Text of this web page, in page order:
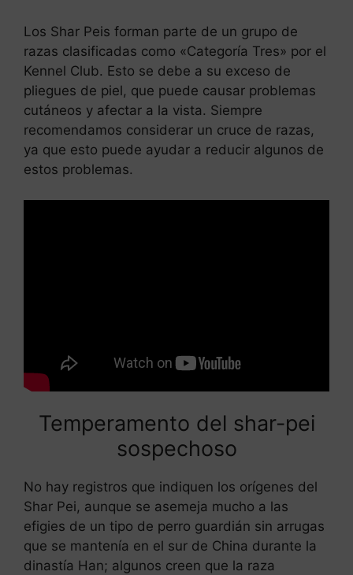
Los Shar Peis forman parte de un grupo de
razas clasificadas como «Categoría Tres» por el
Kennel Club. Esto se debe a su exceso de
pliegues de piel, que puede causar problemas
cutáneos y afectar a la vista. Siempre
recomendamos considerar un cruce de razas,
ya que esto puede ayudar a reducir algunos de
estos problemas.
Temperamento del shar-pei
sospechoso
No hay registros que indiquen los orígenes del
Shar Pei, aunque se asemeja mucho a las
efigies de un tipo de perro guardián sin arrugas
que se mantenía en el sur de China durante la
dinastía Han; algunos creen que la raza